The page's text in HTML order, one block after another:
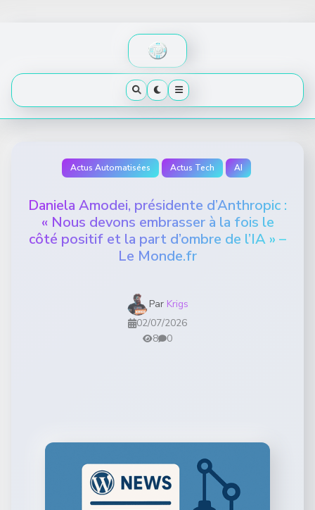
Actus Automatisées Actus Tech AI
Daniela Amodei, présidente d’Anthropic :
« Nous devons embrasser à la fois le
côté positif et la part d’ombre de l’IA » –
Le Monde.fr
Par Krigs
02/07/2026
8
0